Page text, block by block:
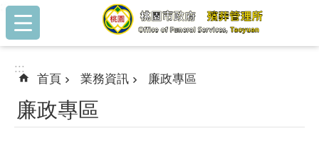
跳到主要內容區塊
:::
:::
首頁 業務資訊 廉政專區
廉政專區